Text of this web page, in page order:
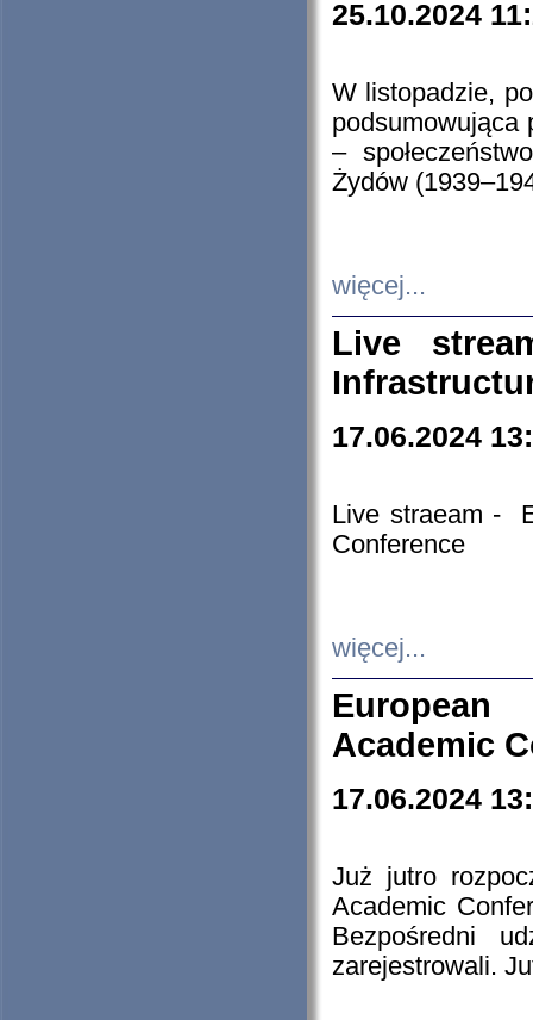
25.10.2024
W listopadzie,
podsumowująca
–
Żydów
więcej...
Live
17.06.2024
Live straeam -
Conference
więcej...
European
Academic
17.06.2024
Już jutro
Academic
Bezpośredni
zarejestrowali.